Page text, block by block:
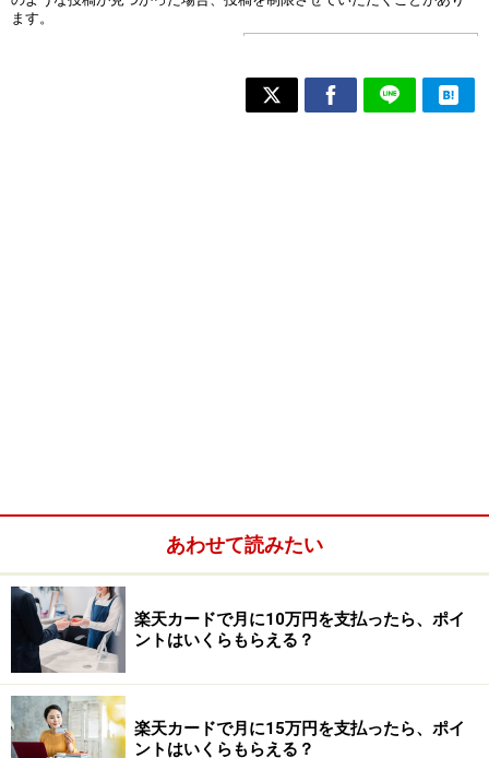
あわせて読みたい
楽天カードで月に10万円を支払ったら、ポイ
ントはいくらもらえる？
楽天カードで月に15万円を支払ったら、ポイ
ントはいくらもらえる？